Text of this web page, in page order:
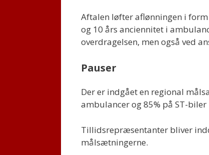
Aftalen løfter aflønningen i
og 10 års anciennitet i
overdragelsen, men også ved
Pauser
Der er indgået en regional
ambulancer og 85% på ST-
Tillidsrepræsentanter bliver
målsætningerne.